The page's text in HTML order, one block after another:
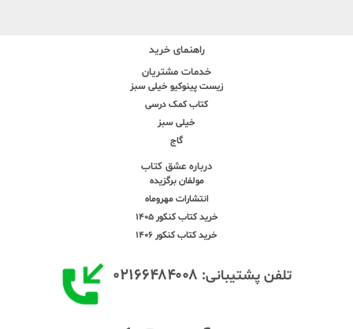
راهنمای خرید
خدمات مشتریان
زیست پینوکیو خیلی سبز
کتاب کمک درسی
خیلی سبز
گاج
درباره عشق کتاب
مولفان برگزیده
انتشارات مهروماه
خرید کتاب کنکور 1405
خرید کتاب کنکور 1406
تلفن پشتیبانی: ۰۲۱۶۶۴۸۴۰۰۸